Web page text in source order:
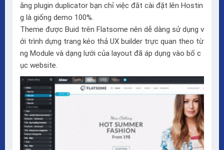
ằng plugin duplicator bạn chỉ việc đăt cài đặt lên Hostin
g là giống demo 100%.
Theme được Buid trên Flatsome nên dễ dàng sử dụng v
ới trình dựng trang kéo thả UX builder trực quan theo từ
ng Module và dạng lưới của layout đã áp dụng vào bố c
ục website.